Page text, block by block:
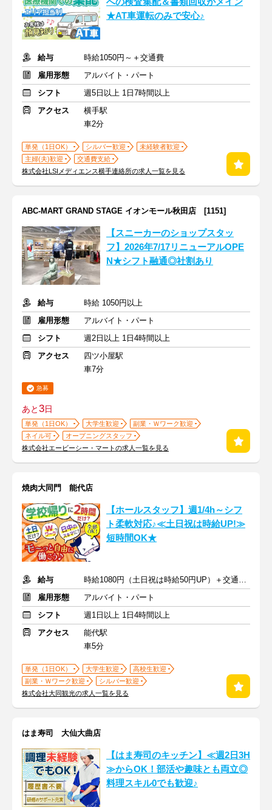
★AT車運転のみで安心♪
給与
時給1050円～＋交通費
雇用形態
アルバイト・パート
シフト
週5日以上 1日7時間以上
アクセス
横手駅
車2分
単発（1日OK） シルバー歓迎
未経験者歓迎
主婦(夫)歓迎
交通費支給
株式会社LSIメディエンス横手連絡所の求人一覧を見る
ABC-MART GRAND STAGE イオンモール秋田店 [1151]
【スニーカーのショップスタッ
フ】2026年7/17リニューアルOPE
N★シフト融通◎社割あり
給与
時給 1050円以上
雇用形態
アルバイト・パート
シフト
週2日以上 1日4時間以上
アクセス
四ツ小屋駅
車7分
急募
あと3日
単発（1日OK） 大学生歓迎
副業・Ｗワーク歓迎
ネイル可
オープニングスタッフ
株式会社エービーシー・マートの求人一覧を見る
焼肉大同門 能代店
【ホールスタッフ】週1/4h～シフ
ト柔軟対応♪≪土日祝は時給UP!≫
短時間OK★
給与
時給1080円（土日祝は時給50円UP）＋交通費規定支給
雇用形態
アルバイト・パート
シフト
週1日以上 1日4時間以上
アクセス
能代駅
車5分
単発（1日OK） 大学生歓迎
高校生歓迎
副業・Ｗワーク歓迎
シルバー歓迎
株式会社大同観光の求人一覧を見る
はま寿司 大仙大曲店
【はま寿司のキッチン】≪週2日3H
≫からOK！部活や趣味とも両立◎
料理スキル0でも歓迎♪